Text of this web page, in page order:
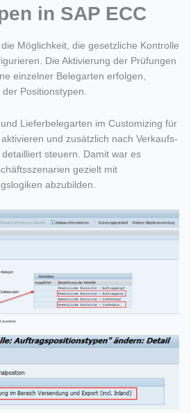
in SAP ECC
Möglichkeit, die gesetzliche Kontrolle
Die Aktivierung der Prüfungen
einzelner Belegarten erfolgen,
Positionstypen.
Lieferbelegarten im Customizing für
und zusätzlich nach Verkaufs-
steuern. Damit war es
gezielt mit
abzubilden.